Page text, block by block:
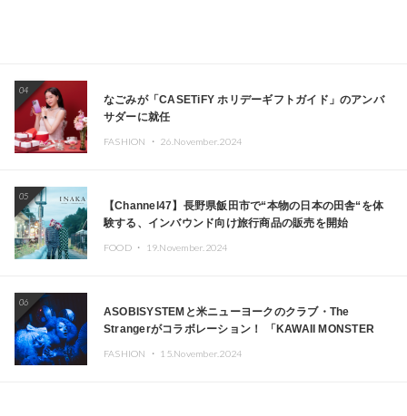
04
なごみが「CASETiFY ホリデーギフトガイド」のアンバ
サダーに就任
FASHION ・ 26.November.2024
05
【Channel47】長野県飯田市で“本物の日本の田舎“を体
験する、インバウンド向け旅行商品の販売を開始
FOOD ・ 19.November.2024
06
ASOBISYSTEMと米ニューヨークのクラブ・The
Strangerがコラボレーション！ 「KAWAII MONSTER
FASHION ・ 15.November.2024